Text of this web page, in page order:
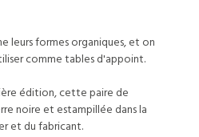
leurs formes organiques, et on
comme tables d'appoint.
édition, cette paire de
noire et estampillée dans la
et du fabricant.